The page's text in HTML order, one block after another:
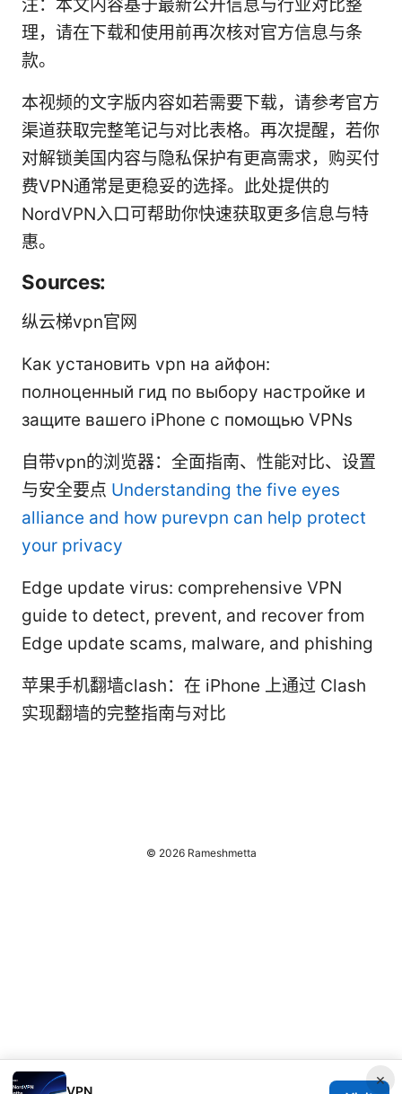
注：本文内容基于最新公开信息与行业对比整
理，请在下载和使用前再次核对官方信息与条
款。
本视频的文字版内容如若需要下载，请参考官方
渠道获取完整笔记与对比表格。再次提醒，若你
对解锁美国内容与隐私保护有更高需求，购买付
费VPN通常是更稳妥的选择。此处提供的
NordVPN入口可帮助你快速获取更多信息与特
惠。
Sources:
纵云梯vpn官网
Как установить vpn на айфон:
полноценный гид по выбору настройке и
защите вашего iPhone с помощью VPNs
自带vpn的浏览器：全面指南、性能对比、设置
与安全要点 Understanding the five eyes
alliance and how purevpn can help protect
your privacy
Edge update virus: comprehensive VPN
guide to detect, prevent, and recover from
Edge update scams, malware, and phishing
苹果手机翻墙clash：在 iPhone 上通过 Clash
实现翻墙的完整指南与对比
×
VPN
© 2026 Rameshmetta